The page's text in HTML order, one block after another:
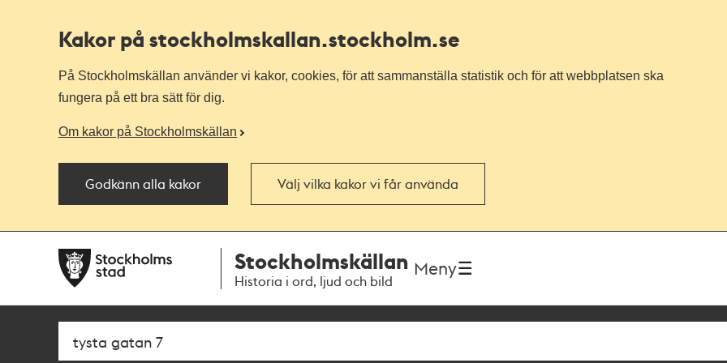
Kakor på stockholmskallan.stockholm.se
På Stockholmskällan använder vi kakor, cookies, för att sammanställa statistik och för att webbplatsen ska
fungera på ett bra sätt för dig.
Om kakor på Stockholmskällan
Godkänn alla kakor Välj vilka kakor vi får använda
navigationen
huvudinnehållet
Stockholmskällan
Historia i ord, ljud och bild
Meny
Sök